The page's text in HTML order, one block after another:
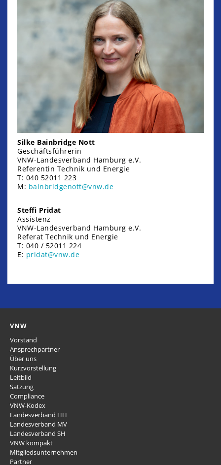
Silke Bainbridge Nott
Geschäftsführerin
VNW-Landesverband Hamburg e.V.
Referentin Technik und Energie
T: 040 52011 223
M: bainbridgenott@vnw.de
Steffi Pridat
Assistenz
VNW-Landesverband Hamburg e.V.
Referat Technik und Energie
T: 040 / 52011 224
E: pridat@vnw.de
VNW
Vorstand
Ansprechpartner
Über uns
Kurzvorstellung
Leitbild
Satzung
Compliance
VNW-Kodex
Landesverband HH
Landesverband MV
Landesverband SH
VNW kompakt
Mitgliedsunternehmen
Partner